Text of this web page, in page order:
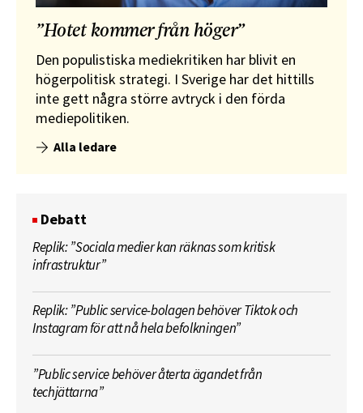
”Hotet kommer från höger”
Den populistiska mediekritiken har blivit en
högerpolitisk strategi. I Sverige har det hittills
inte gett några större avtryck i den förda
mediepolitiken.
Alla ledare
Debatt
Replik: ”Sociala medier kan räknas som kritisk
infrastruktur”
Replik: ”Public service-bolagen behöver Tiktok och
Instagram för att nå hela befolkningen”
”Public service behöver återta ägandet från
techjättarna”